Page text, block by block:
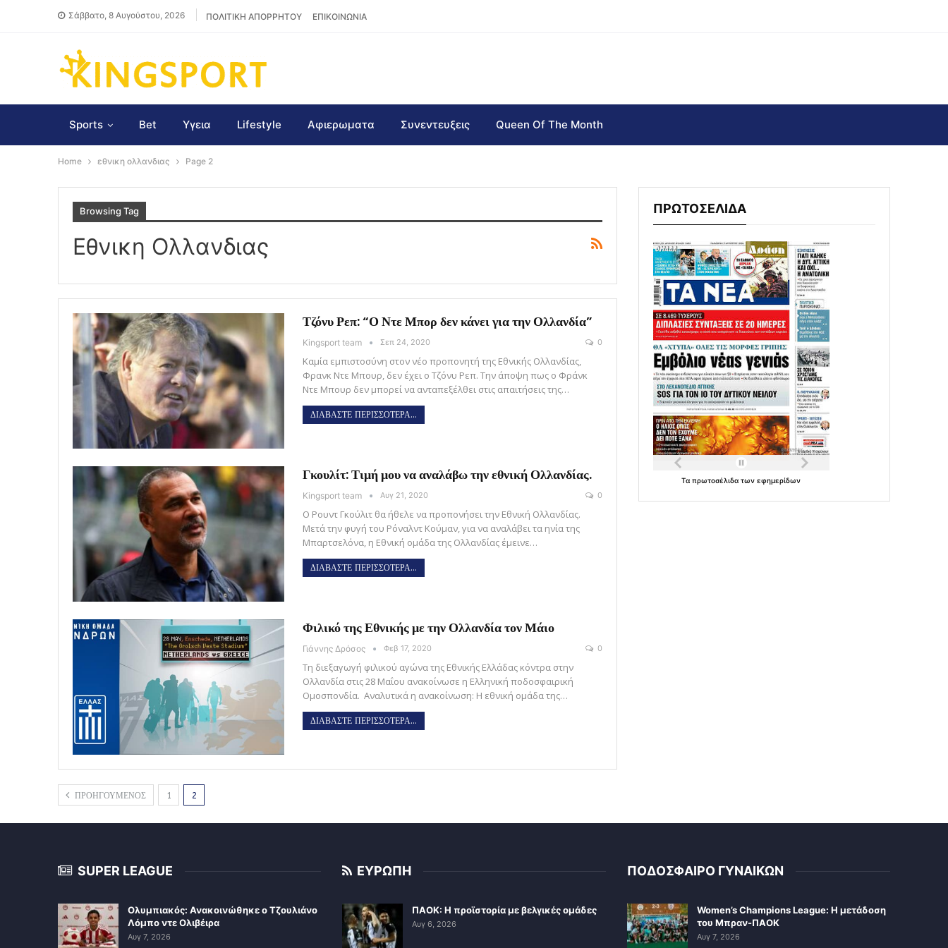
Σάββατο, 8 Αυγούστου, 2026 ΠΟΛΙΤΙΚΗ ΑΠΟΡΡΗΤΟΥ ΕΠΙΚΟΙΝΩΝΙΑ
Sports Bet Υγεια Lifestyle Αφιερωματα Συνεντευξεις Queen Of The Month
Home εθνικη ολλανδιας Page 2
Browsing Tag
Εθνικη Ολλανδιας
Τζόνυ Ρεπ: “Ο Ντε Μπορ δεν κάνει για την Ολλανδία”
Kingsport team Σεπ 24, 2020 0
Καμία εμπιστοσύνη στον νέο προπονητή της Εθνικής Ολλανδίας,
Φρανκ Ντε Μπουρ, δεν έχει ο Τζόνυ Ρεπ. Την άποψη πως ο Φράνκ
Ντε Μπουρ δεν μπορεί να ανταπεξέλθει στις απαιτήσεις της…
ΔΙΑΒΑΣΤΕ ΠΕΡΙΣΣΟΤΕΡΑ...
Γκουλίτ: Τιμή μου να αναλάβω την εθνική Ολλανδίας.
Kingsport team Αυγ 21, 2020 0
O Ρουντ Γκούλιτ θα ήθελε να προπονήσει την Εθνική Ολλανδίας.
Μετά την φυγή του Ρόναλντ Κούμαν, για να αναλάβει τα ηνία της
Μπαρτσελόνα, η Εθνική ομάδα της Ολλανδίας έμεινε…
ΔΙΑΒΑΣΤΕ ΠΕΡΙΣΣΟΤΕΡΑ...
Φιλικό της Εθνικής με την Ολλανδία τον Μάιο
Γιάννης Δρόσος Φεβ 17, 2020 0
Τη διεξαγωγή φιλικού αγώνα της Εθνικής Ελλάδας κόντρα στην
Ολλανδία στις 28 Μαΐου ανακοίνωσε η Ελληνική ποδοσφαιρική
Ομοσπονδία. Αναλυτικά η ανακοίνωση: Η εθνική ομάδα της…
ΔΙΑΒΑΣΤΕ ΠΕΡΙΣΣΟΤΕΡΑ...
ΠΡΟΗΓΟΥΜΕΝΟΣ 1 2
ΠΡΩΤΟΣΕΛΙΔΑ
Ταπρωτοσέλιδατωνεφημερίδων
SUPER LEAGUE
Ολυμπιακός: Ανακοινώθηκε ο Τζουλιάνο
Λόμπο ντε Ολιβέιρα
Αυγ 7, 2026
ΕΥΡΩΠΗ
ΠΑΟΚ: Η προϊστορία με βελγικές ομάδες
Αυγ 6, 2026
ΠΟΔΟΣΦΑΙΡΟ ΓΥΝΑΙΚΩΝ
Women’s Champions League: Η μετάδοση
του Μπραν-ΠΑΟΚ
Αυγ 7, 2026